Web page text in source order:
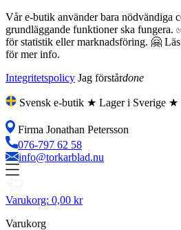
Vår e-butik använder bara nödvändiga
grundläggande funktioner ska fungera.
för statistik eller marknadsföring. 🤗
för mer info.
Integritetspolicy Jag förstårdone
Svensk e-butik ★ Lager i Sverige ★
Firma Jonathan Petersson
076-797 62 58
info@torkarblad.nu
Varukorg: 0,00 kr
Varukorg